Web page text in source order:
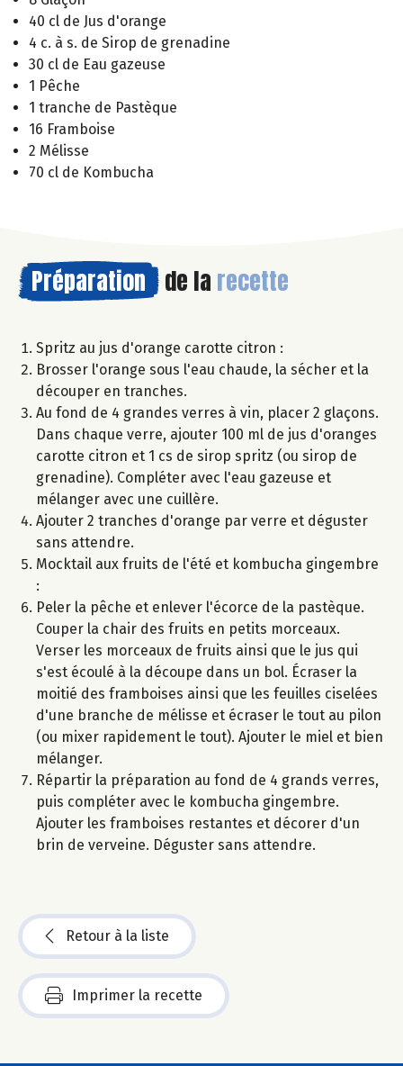
40 cl de Jus d'orange
4 c. à s. de Sirop de grenadine
30 cl de Eau gazeuse
1 Pêche
1 tranche de Pastèque
16 Framboise
2 Mélisse
70 cl de Kombucha
Préparation de la recette
Spritz au jus d'orange carotte citron :
Brosser l'orange sous l'eau chaude, la sécher et la
découper en tranches.
Au fond de 4 grandes verres à vin, placer 2 glaçons.
Dans chaque verre, ajouter 100 ml de jus d'oranges
carotte citron et 1 cs de sirop spritz (ou sirop de
grenadine). Compléter avec l'eau gazeuse et
mélanger avec une cuillère.
Ajouter 2 tranches d'orange par verre et déguster
sans attendre.
Mocktail aux fruits de l'été et kombucha gingembre
:
Peler la pêche et enlever l'écorce de la pastèque.
Couper la chair des fruits en petits morceaux.
Verser les morceaux de fruits ainsi que le jus qui
s'est écoulé à la découpe dans un bol. Écraser la
moitié des framboises ainsi que les feuilles ciselées
d'une branche de mélisse et écraser le tout au pilon
(ou mixer rapidement le tout). Ajouter le miel et bien
mélanger.
Répartir la préparation au fond de 4 grands verres,
puis compléter avec le kombucha gingembre.
Ajouter les framboises restantes et décorer d'un
brin de verveine. Déguster sans attendre.
Retour à la liste
Imprimer la recette